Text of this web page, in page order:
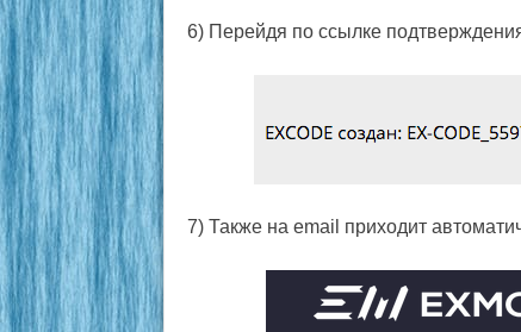
6) Перейдя по ссылке
7) Также на email приходит